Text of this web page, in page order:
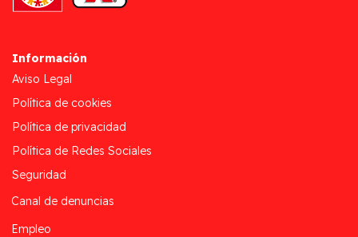
Información
Aviso Legal
Política de cookies
Política de privacidad
Política de Redes Sociales
Seguridad
Canal de denuncias
Empleo